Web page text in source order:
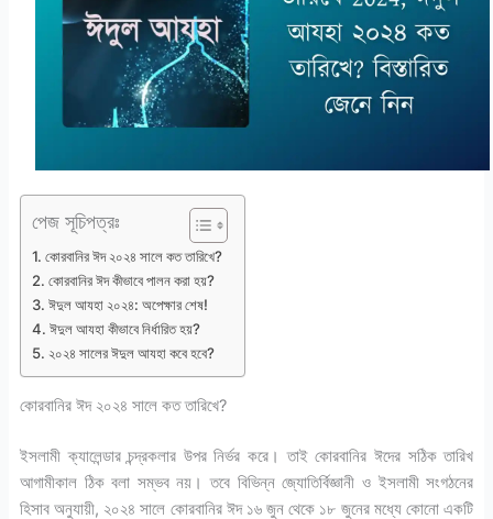
পেজ সূচিপত্রঃ
কোরবানির ঈদ ২০২৪ সালে কত তারিখে?
কোরবানির ঈদ কীভাবে পালন করা হয়?
ঈদুল আযহা ২০২৪: অপেক্ষার শেষ!
ঈদুল আযহা কীভাবে নির্ধারিত হয়?
২০২৪ সালের ঈদুল আযহা কবে হবে?
কোরবানির ঈদ ২০২৪ সালে কত তারিখে?
ইসলামী ক্যালেন্ডার চন্দ্রকলার উপর নির্ভর করে। তাই কোরবানির ঈদের সঠিক তারিখ
আগামীকাল ঠিক বলা সম্ভব নয়। তবে বিভিন্ন জ্যোতির্বিজ্ঞানী ও ইসলামী সংগঠনের
হিসাব অনুযায়ী, ২০২৪ সালে কোরবানির ঈদ ১৬ জুন থেকে ১৮ জুনের মধ্যে কোনো একটি